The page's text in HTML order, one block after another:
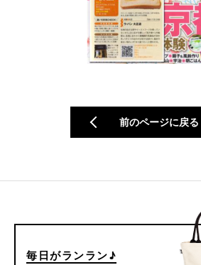
前のページに戻る
毎日がランラン♪